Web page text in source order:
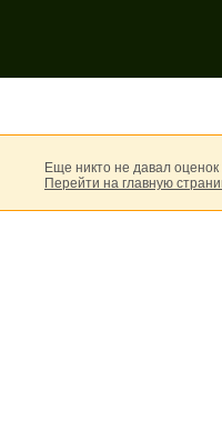
Еще никто не давал
Перейти на главную